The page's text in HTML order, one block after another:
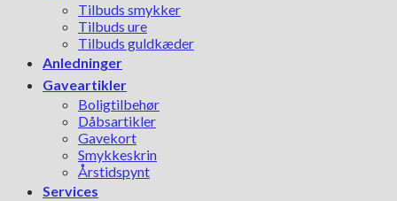
Tilbuds smykker
Tilbuds ure
Tilbuds guldkæder
Anledninger
Gaveartikler
Boligtilbehør
Dåbsartikler
Gavekort
Smykkeskrin
Årstidspynt
Services